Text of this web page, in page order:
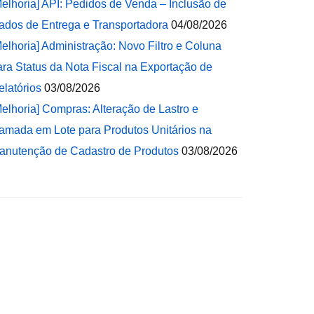
API: Pedidos de Venda – Inclusão de
de Entrega e Transportadora 04/08/2026
Administração: Novo Filtro e Coluna
Status da Nota Fiscal na Exportação de
03/08/2026
Compras: Alteração de Lastro e
em Lote para Produtos Unitários na
de Cadastro de Produtos 03/08/2026